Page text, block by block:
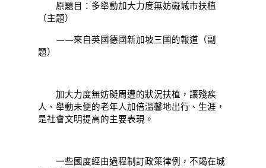
原題目：多舉動加大力度無妨礙城市扶植
（主題）
——來自英國德國新加坡三國的報道（副
題）
加大力度無妨礙周遭的狀況扶植，讓殘疾
人、舉動未便的老年人加倍溫馨地出行、生涯，
是社會文明提高的主要表現。
一些國度經由過程制訂政策律例，不竭在城